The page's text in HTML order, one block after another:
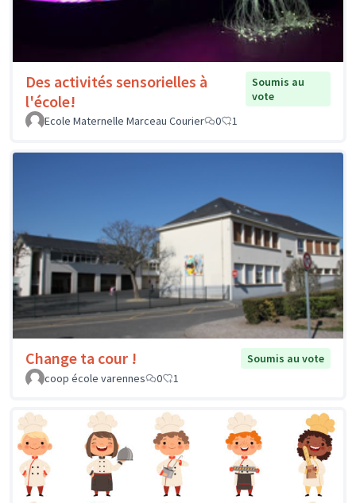
Des activités sensorielles à
l'école!
Soumis au
vote
Ecole Maternelle Marceau Courier
0 1
Change ta cour !
Soumis au vote
coop école varennes
0 1